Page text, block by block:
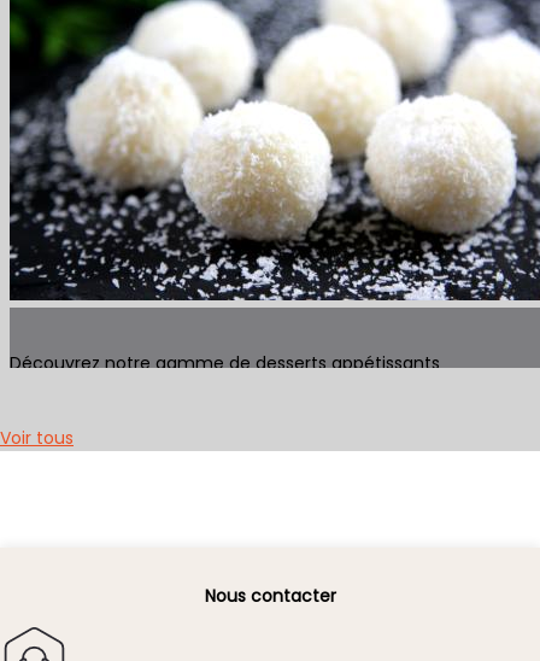
Découvrez notre gamme de desserts appétissants
Voir tous
Nous contacter